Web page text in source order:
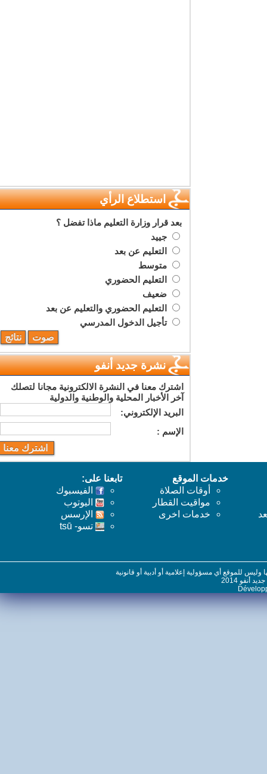
استطلاع الرأي
بعد قرار وزارة التعليم ماذا تفضل ؟
جييد
التعليم عن بعد
متوسط
التعليم الحضوري
ضعيف
التعليم الحضوري والتعليم عن بعد
تأجيل الدخول المدرسي
نشرة جديد أنفو
اشترك معنا في النشرة الالكترونية مجانا لتصلك
آخر الأخبار المحلية والوطنية والدولية
البريد اﻹلكتروني:
اﻹسم :
خدمات الموقع
أوقات الصلاة
مواقيت القطار
خدمات اخرى
تابعنا على:
الفيسبوك
اليوتوب
اﻹرسس
تسو- tsū
للموقع أي مسؤولية إعلامية أو أدبية أو قانونية
2014